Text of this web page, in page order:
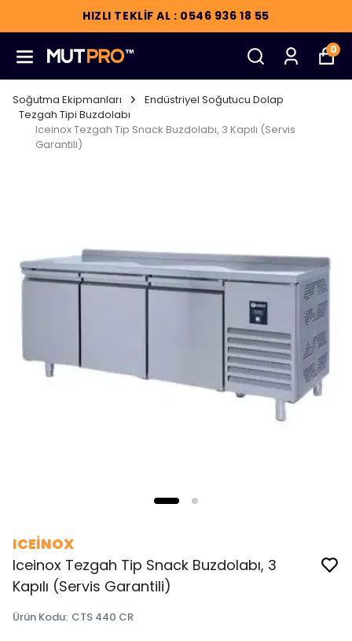
HIZLI TEKLİF AL : 0546 936 18 55
0
Soğutma Ekipmanları
Endüstriyel Soğutucu Dolap
Tezgah Tipi Buzdolabı
Iceinox Tezgah Tip Snack Buzdolabı, 3 Kapılı (Servis
Garantili)
ICEİNOX
Iceinox Tezgah Tip Snack Buzdolabı, 3
Kapılı (Servis Garantili)
Ürün Kodu: CTS 440 CR